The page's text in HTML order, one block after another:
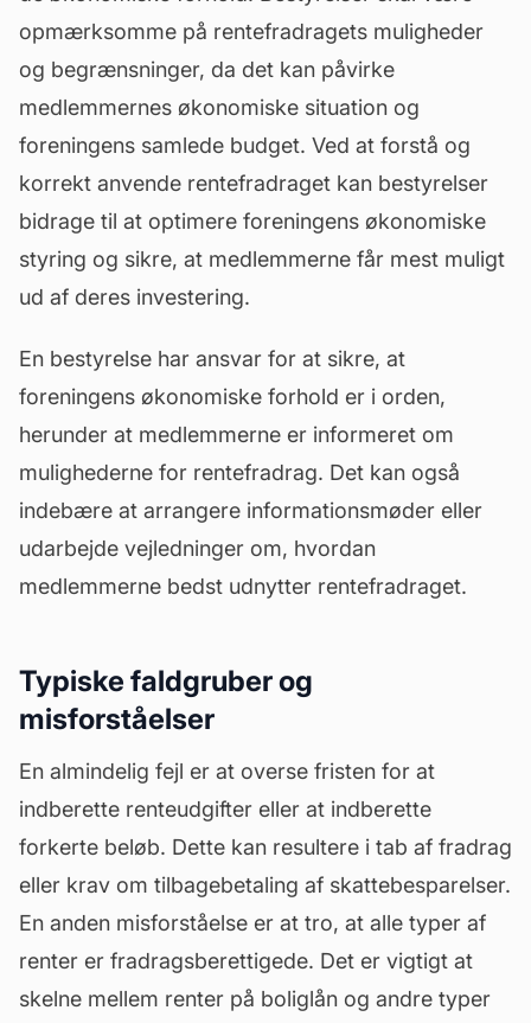
opmærksomme på rentefradragets muligheder
og begrænsninger, da det kan påvirke
medlemmernes økonomiske situation og
foreningens samlede budget. Ved at forstå og
korrekt anvende rentefradraget kan bestyrelser
bidrage til at optimere foreningens økonomiske
styring og sikre, at medlemmerne får mest muligt
ud af deres investering.
En bestyrelse har ansvar for at sikre, at
foreningens økonomiske forhold er i orden,
herunder at medlemmerne er informeret om
mulighederne for rentefradrag. Det kan også
indebære at arrangere informationsmøder eller
udarbejde vejledninger om, hvordan
medlemmerne bedst udnytter rentefradraget.
Typiske faldgruber og
misforståelser
En almindelig fejl er at overse fristen for at
indberette renteudgifter eller at indberette
forkerte beløb. Dette kan resultere i tab af fradrag
eller krav om tilbagebetaling af skattebesparelser.
En anden misforståelse er at tro, at alle typer af
renter er fradragsberettigede. Det er vigtigt at
skelne mellem renter på boliglån og andre typer